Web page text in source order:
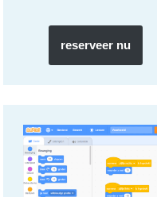
reserveer nu